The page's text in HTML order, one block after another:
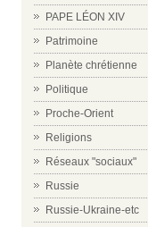
PAPE LÉON XIV
Patrimoine
Planète chrétienne
Politique
Proche-Orient
Religions
Réseaux "sociaux"
Russie
Russie-Ukraine-etc